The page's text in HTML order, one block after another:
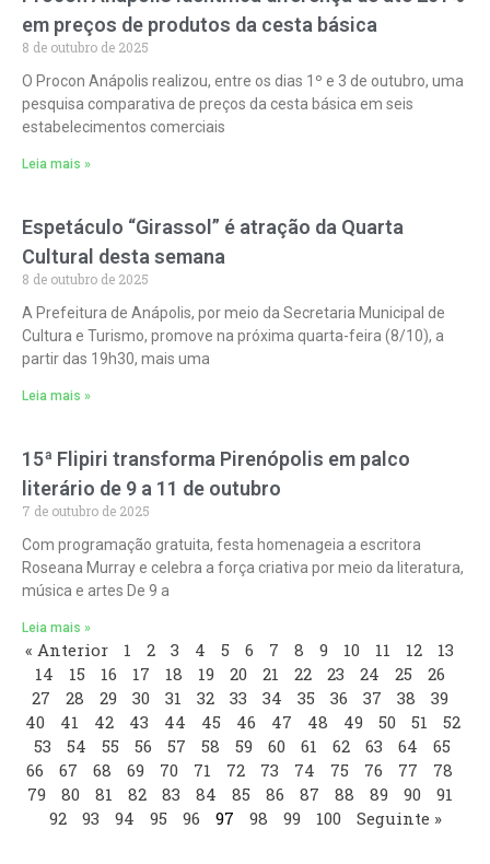
em preços de produtos da cesta básica
8 de outubro de 2025
O Procon Anápolis realizou, entre os dias 1º e 3 de outubro, uma
pesquisa comparativa de preços da cesta básica em seis
estabelecimentos comerciais
Leia mais »
Espetáculo “Girassol” é atração da Quarta
Cultural desta semana
8 de outubro de 2025
A Prefeitura de Anápolis, por meio da Secretaria Municipal de
Cultura e Turismo, promove na próxima quarta-feira (8/10), a
partir das 19h30, mais uma
Leia mais »
15ª Flipiri transforma Pirenópolis em palco
literário de 9 a 11 de outubro
7 de outubro de 2025
Com programação gratuita, festa homenageia a escritora
Roseana Murray e celebra a força criativa por meio da literatura,
música e artes De 9 a
Leia mais »
« Anterior 1 2 3 4 5 6 7 8 9 10 11 12
13
14
15 16 17 18 19 20 21 22 23 24 25
26
27
28 29 30 31 32 33 34 35 36 37 38
39
40
41 42 43 44 45 46 47 48 49 50 51
52
53
54 55 56 57 58 59 60 61 62 63 64
65
66
67 68 69 70 71 72 73 74 75 76 77
78
79
80 81 82 83 84 85 86 87 88 89 90
91
92
93 94 95 96 97 98 99 100 Seguinte »